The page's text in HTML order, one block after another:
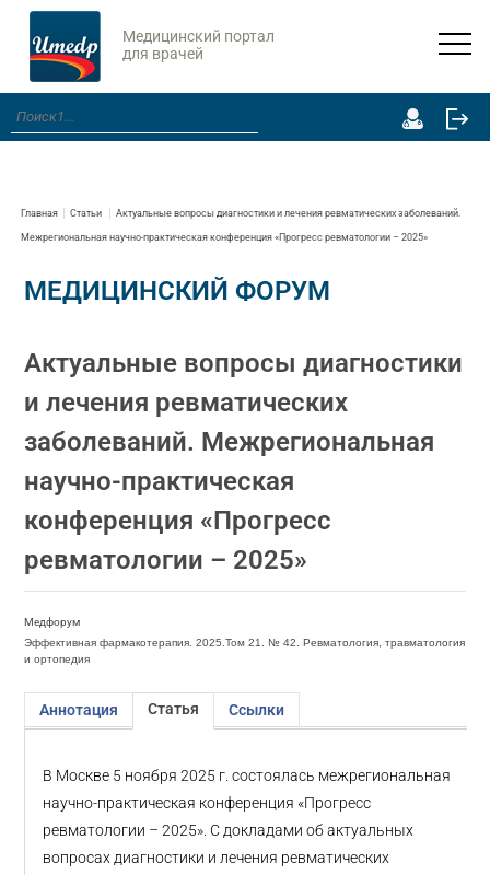
Медицинский портал
для врачей
Главная Статьи Актуальные вопросы диагностики и лечения ревматических заболеваний.
Межрегиональная научно-практическая конференция «Прогресс ревматологии – 2025»
МЕДИЦИНСКИЙ ФОРУМ
Актуальные вопросы диагностики
и лечения ревматических
заболеваний. Межрегиональная
научно-практическая
конференция «Прогресс
ревматологии – 2025»
Медфорум
Эффективная фармакотерапия. 2025.Том 21. № 42. Ревматология, травматология
и ортопедия
Аннотация Статья Ссылки
В Москве 5 ноября 2025 г. состоялась межрегиональная
научно-практическая конференция «Прогресс
ревматологии – 2025». С докладами об актуальных
вопросах диагностики и лечения ревматических